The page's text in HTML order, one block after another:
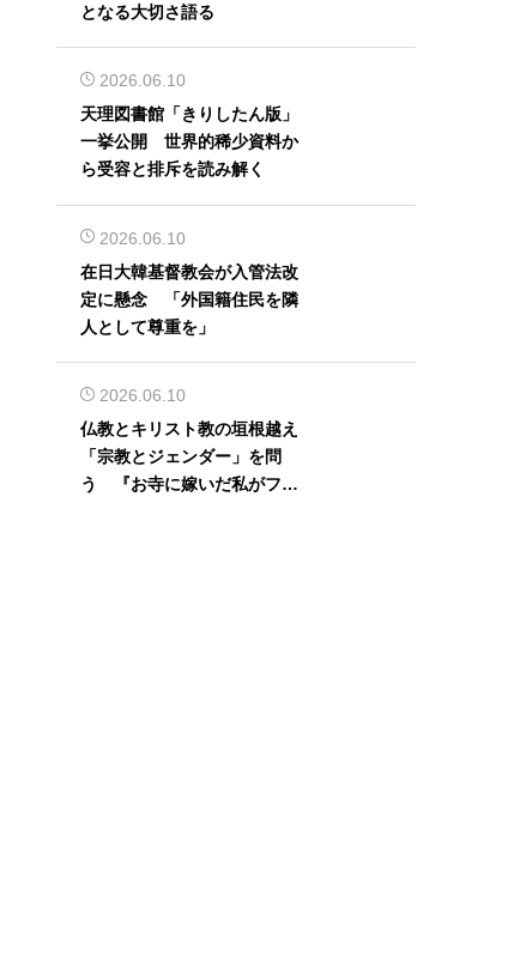
となる大切さ語る
2026.06.10
天理図書館「きりしたん版」
一挙公開 世界的稀少資料か
ら受容と排斥を読み解く
2026.06.10
在日大韓基督教会が入管法改
定に懸念 「外国籍住民を隣
人として尊重を」
2026.06.10
仏教とキリスト教の垣根越え
「宗教とジェンダー」を問
う 『お寺に嫁いだ私がフェ